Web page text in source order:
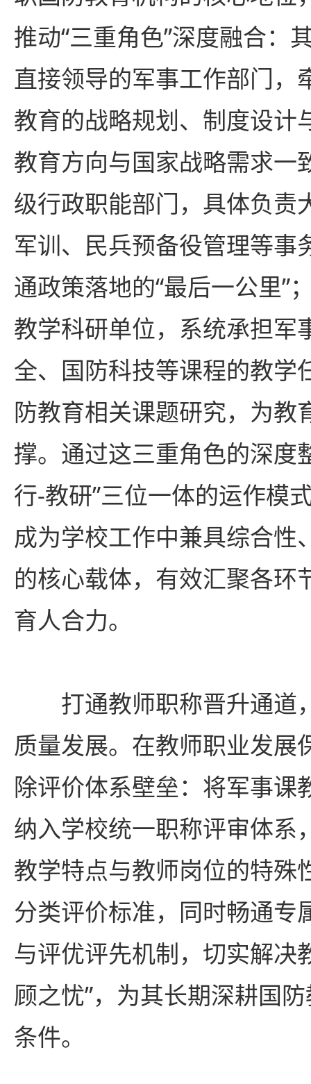
推动“三重角色”深度融合：
直接领导的军事工作部门，
教育的战略规划、制度设计
教育方向与国家战略需求一
级行政职能部门，具体负责
军训、民兵预备役管理等事
通政策落地的“最后一公里”
教学科研单位，系统承担军
全、国防科技等课程的教学
防教育相关课题研究，为教
撑。通过这三重角色的深度
行-教研”三位一体的运作模
成为学校工作中兼具综合性
的核心载体，有效汇聚各环
育人合力。
打通教师职称晋升通道
质量发展。在教师职业发展
除评价体系壁垒：将军事课
纳入学校统一职称评审体系
教学特点与教师岗位的特殊
分类评价标准，同时畅通专
与评优评先机制，切实解决
顾之忧”，为其长期深耕国
条件。